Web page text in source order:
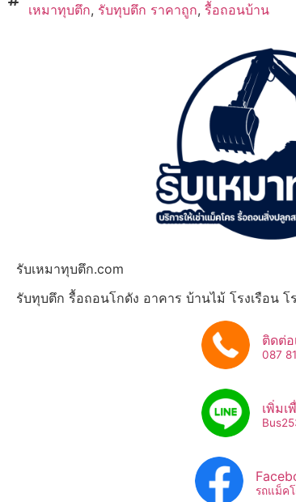
เหมาทุบตึก, รับทุบตึก ราคาถูก, รื้อถอนบ้าน
รับเหมาทุบตึก.com
รับทุบตึก รื้อถอนโกดัง อาคาร บ้านไม้ โรงเรือน โ
ติดต่อ
087
เพิ่ม
รถแม็ค